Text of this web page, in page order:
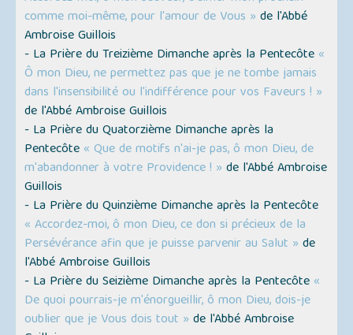
comme moi-même, pour l'amour de Vous » de l'Abbé
Ambroise Guillois
- La Prière du Treizième Dimanche après la Pentecôte «
Ô mon Dieu, ne permettez pas que je ne tombe jamais
dans l'insensibilité ou l'indifférence pour vos Faveurs ! »
de l'Abbé Ambroise Guillois
- La Prière du Quatorzième Dimanche après la
Pentecôte « Que de motifs n'ai-je pas, ô mon Dieu, de
m'abandonner à votre Providence ! » de l'Abbé Ambroise
Guillois
- La Prière du Quinzième Dimanche après la Pentecôte
« Accordez-moi, ô mon Dieu, ce don si précieux de la
Persévérance afin que je puisse parvenir au Salut » de
l'Abbé Ambroise Guillois
- La Prière du Seizième Dimanche après la Pentecôte «
De quoi pourrais-je m'énorgueillir, ô mon Dieu, dois-je
oublier que je Vous dois tout » de l'Abbé Ambroise